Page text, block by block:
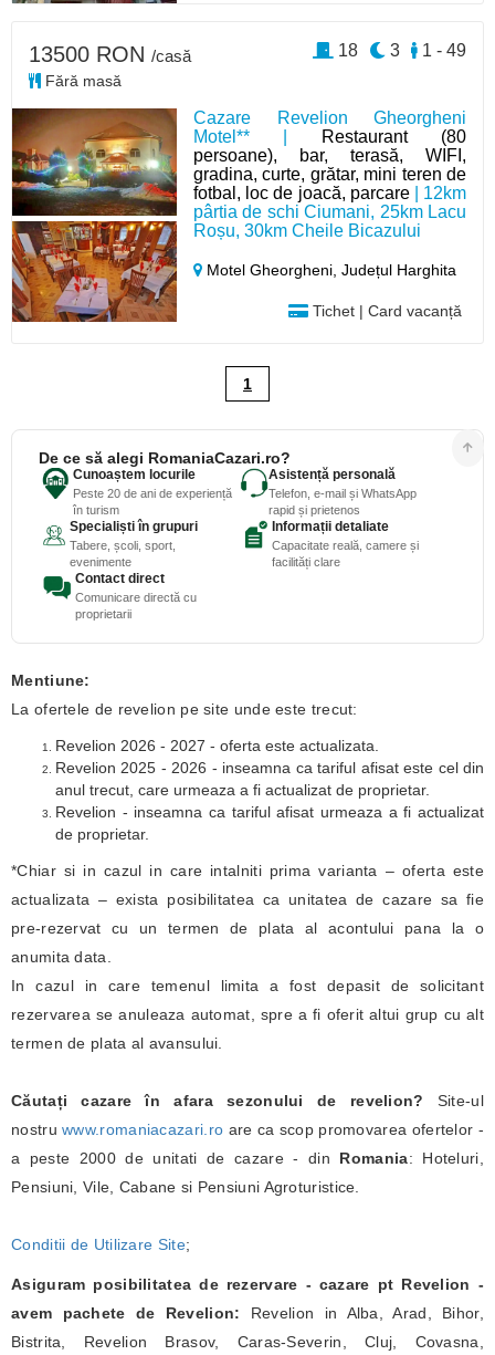
Cazare Revelion Gheorgheni
Motel** |
Restaurant (80
persoane), bar, terasă, WIFI,
gradina, curte, grătar, mini teren de
fotbal, loc de joacă, parcare| 12km
pârtia de schi Ciumani, 25km Lacu
Roșu, 30km Cheile Bicazului
Motel Gheorgheni,Județul Harghita
Tichet | Card vacanță
13500 RON /casă
Fără masă
1 - 49
3
18
1
De ce să alegi RomaniaCazari.ro?
Cunoaștem locurile
Peste 20 de ani de experiență
în turism
Asistență personală
Telefon, e-mail și WhatsApp
rapid și prietenos
Specialiști în grupuri
Tabere, școli, sport,
evenimente
Informații detaliate
Capacitate reală, camere și
facilități clare
Contact direct
Comunicare directă cu
proprietarii
Mentiune:
La ofertele de revelion pe site unde este trecut:
Revelion 2026 - 2027 - oferta este actualizata.
Revelion 2025 - 2026 - inseamna ca tariful afisat este cel din
anul trecut, care urmeaza a fi actualizat de proprietar.
Revelion - inseamna ca tariful afisat urmeaza a fi actualizat
de proprietar.
*Chiar si in cazul in care intalniti prima varianta – oferta este
actualizata – exista posibilitatea ca unitatea de cazare sa fie
pre-rezervat cu un termen de plata al acontului pana la o
anumita data.
In cazul in care temenul limita a fost depasit de solicitant
rezervarea se anuleaza automat, spre a fi oferit altui grup cu alt
termen de plata al avansului.
Căutați cazare în afara sezonului de revelion? Site-ul
nostruwww.romaniacazari.ro are ca scop promovarea ofertelor -
a peste 2000 de unitati de cazare - din Romania: Hoteluri,
Pensiuni, Vile, Cabane si Pensiuni Agroturistice.
Conditii de Utilizare Site;
Asiguram posibilitatea de rezervare - cazare pt Revelion -
avem pachete de Revelion: Revelion in Alba, Arad, Bihor,
Bistrita, Revelion Brasov, Caras-Severin, Cluj, Covasna,